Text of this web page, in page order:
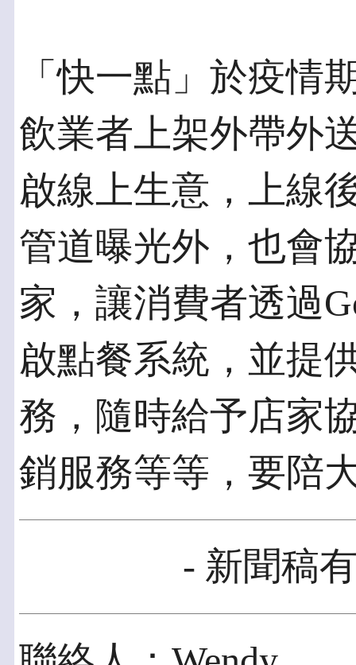
「快一點」於疫情
飲業者上架外帶外
啟線上生意，上線
管道曝光外，也會
家，讓消費者透過
啟點餐系統，並提
務，隨時給予店家
銷服務等等，要陪
- 新聞稿